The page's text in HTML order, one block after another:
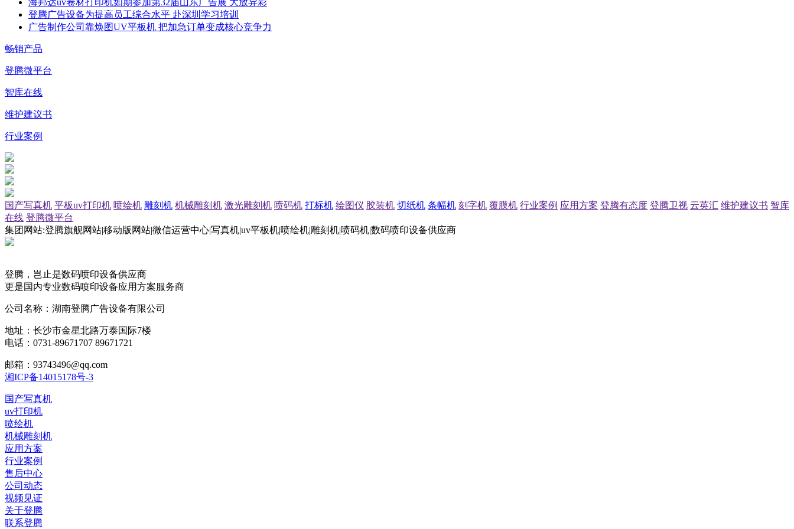
海邦达uv卷材打印机如期参加第32届山东广告展 大放异彩
登腾广告设备为提高员工综合水平 赴深圳学习培训
广告制作公司靠焕图UV平板机 把加急订单变成核心竞争力
畅销产品
登腾微平台
智库在线
维护建议书
行业案例
国产写真机 平板uv打印机 喷绘机 雕刻机 机械雕刻机 激光雕刻机 喷码机 打标机 绘图仪 胶装机 切纸机 条幅机 刻字机 覆膜机 行业案例 应用方案 登腾有态度 登腾卫视 云英汇 维护建议书 智库
在线 登腾微平台
集团网站:登腾旗舰网站|移动版网站|微信运营中心|写真机|uv平板机|喷绘机|雕刻机|喷码机|数码喷印设备供应商
登腾，岂止是数码喷印设备供应商
更是国内专业数码喷印设备应用方案服务商
公司名称：湖南登腾广告设备有限公司
地址：长沙市金星北路万泰国际7楼
电话：0731-89671707 89671721
邮箱：93743496@qq.com
湘ICP备14015178号-3
国产写真机
uv打印机
喷绘机
机械雕刻机
应用方案
行业案例
售后中心
公司动态
视频见证
关于登腾
联系登腾